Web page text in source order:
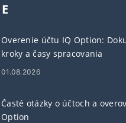
Overenie účtu IQ Option:
kroky a časy spracovania
01.08.2026
Časté otázky o účtoch a
Option